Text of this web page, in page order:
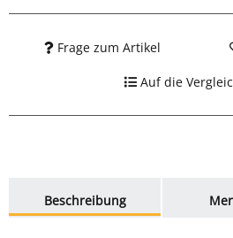
Frage zum Artikel
Auf die
Beschreibung